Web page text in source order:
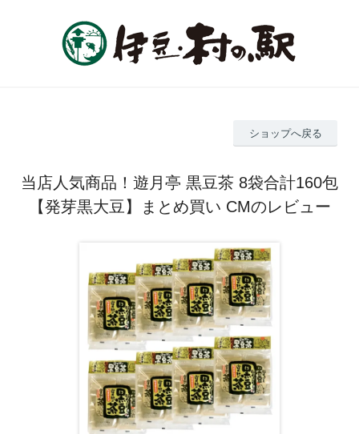
ショップへ戻る
当店人気商品！遊月亭 黒豆茶 8袋合計160包
【発芽黒大豆】まとめ買い CMのレビュー